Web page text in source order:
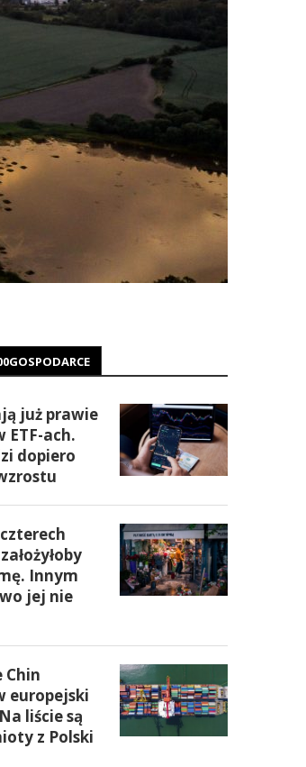
już prawie
ETF-ach.
dopiero
Innym
jej nie
Chin
europejski
liście są
z Polski